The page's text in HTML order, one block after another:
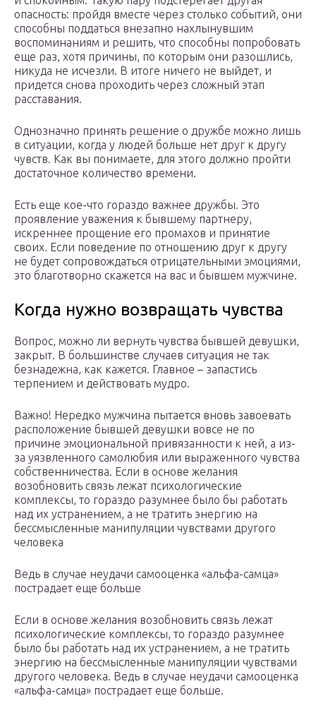
опасность: пройдя вместе через столько событий, они
способны поддаться внезапно нахлынувшим
воспоминаниям и решить, что способны попробовать
еще раз, хотя причины, по которым они разошлись,
никуда не исчезли. В итоге ничего не выйдет, и
придется снова проходить через сложный этап
расставания.
Однозначно принять решение о дружбе можно лишь
в ситуации, когда у людей больше нет друг к другу
чувств. Как вы понимаете, для этого должно пройти
достаточное количество времени.
Есть еще кое-что гораздо важнее дружбы. Это
проявление уважения к бывшему партнеру,
искреннее прощение его промахов и принятие
своих. Если поведение по отношению друг к другу
не будет сопровождаться отрицательными эмоциями,
это благотворно скажется на вас и бывшем мужчине.
Когда нужно возвращать чувства
Вопрос, можно ли вернуть чувства бывшей девушки,
закрыт. В большинстве случаев ситуация не так
безнадежна, как кажется. Главное – запастись
терпением и действовать мудро.
Важно! Нередко мужчина пытается вновь завоевать
расположение бывшей девушки вовсе не по
причине эмоциональной привязанности к ней, а из-
за уязвленного самолюбия или выраженного чувства
собственничества. Если в основе желания
возобновить связь лежат психологические
комплексы, то гораздо разумнее было бы работать
над их устранением, а не тратить энергию на
бессмысленные манипуляции чувствами другого
человека
Ведь в случае неудачи самооценка «альфа-самца»
пострадает еще больше
Если в основе желания возобновить связь лежат
психологические комплексы, то гораздо разумнее
было бы работать над их устранением, а не тратить
энергию на бессмысленные манипуляции чувствами
другого человека. Ведь в случае неудачи самооценка
«альфа-самца» пострадает еще больше.